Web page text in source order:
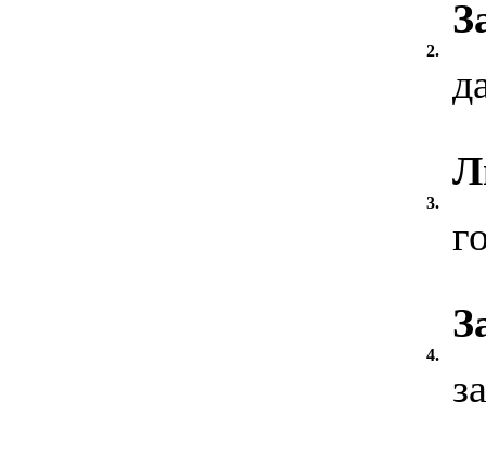
2.
3.
4.